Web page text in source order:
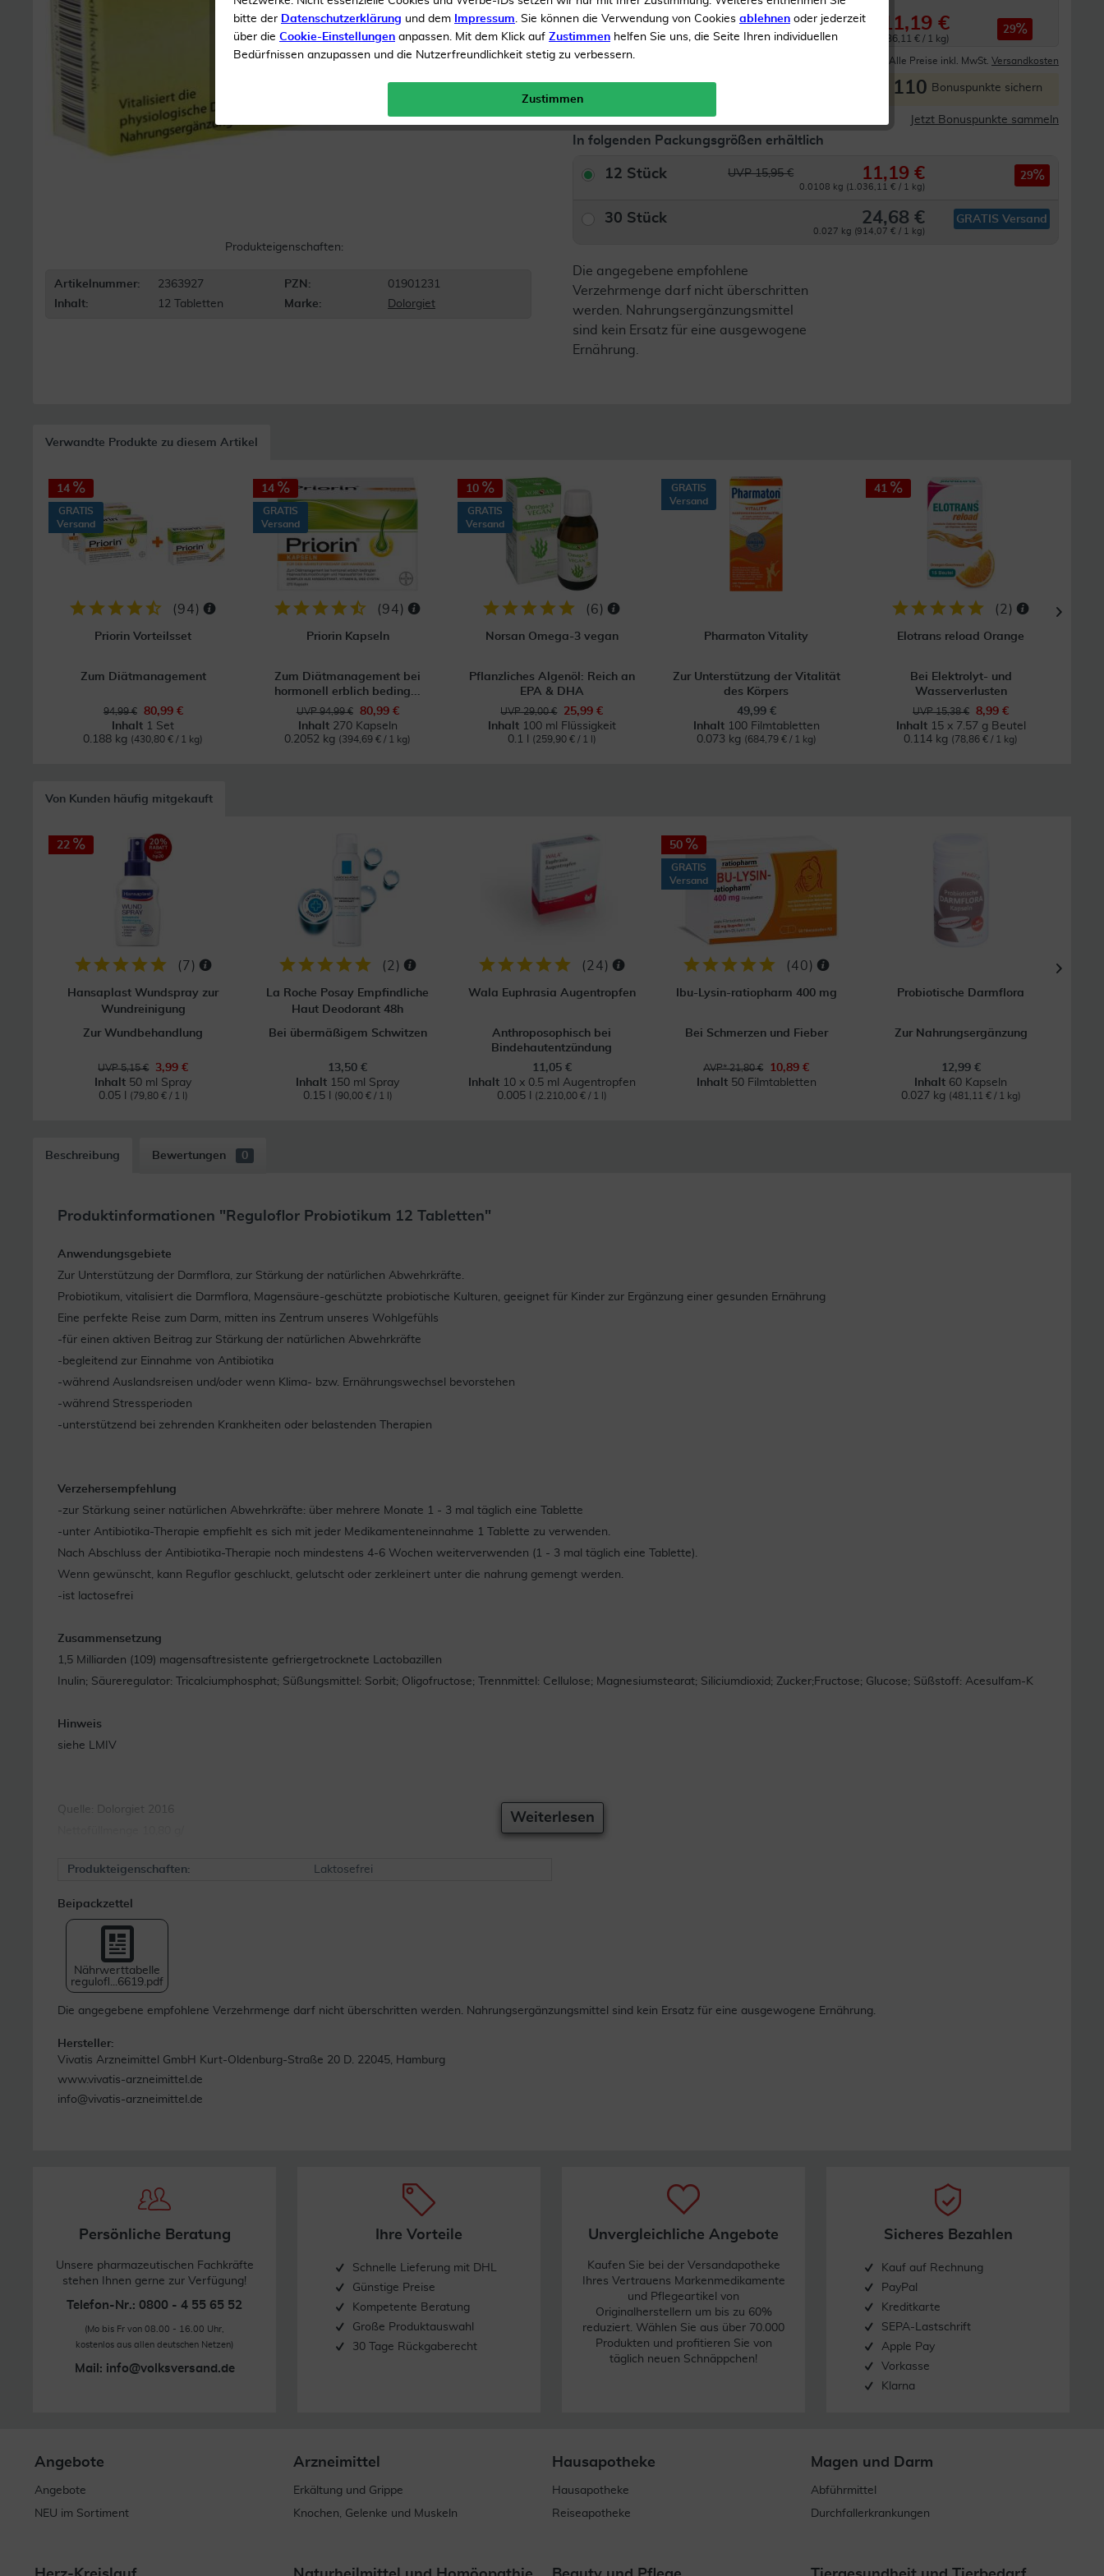
Produkteigenschaften:
Artikelnummer: 2363927 PZN:
01901231
Inhalt:
12 Tabletten Marke: Dolorgiet
Inhalt12 Tabletten
11,19 €
0.0108 kg (1.036,11 € / 1 kg)
29
Alle Preise inkl. MwSt. Versandkosten
110 Bonuspunkte sichern
Jetzt Bonuspunkte sammeln
In folgenden Packungsgrößen erhältlich
12 Stück UVP 15,95 € 11,19 €
0.0108 kg (1.036,11 € / 1 kg)
29
30 Stück 24,68 €
0.027 kg (914,07 € / 1 kg)
GRATIS Versand
Die angegebene empfohlene
Verzehrmenge darf nicht überschritten
werden. Nahrungsergänzungsmittel
sind kein Ersatz für eine ausgewogene
Ernährung.
Verwandte Produkte zu diesem Artikel
14
GRATIS
Versand
(94)
Priorin Vorteilsset
Zum Diätmanagement
94,99 €
80,99 €
Inhalt 1 Set
0.188 kg (430,80 € / 1 kg)
14
GRATIS
Versand
(94)
Priorin Kapseln
Zum Diätmanagement bei
hormonell erblich beding...
UVP 94,99 €
80,99 €
Inhalt 270 Kapseln
0.2052 kg (394,69 € / 1 kg)
10
GRATIS
Versand
(6)
Norsan Omega-3 vegan
Pflanzliches Algenöl: Reich an
EPA & DHA
UVP 29,00 €
25,99 €
Inhalt 100 ml Flüssigkeit
0.1 l
(259,90 € / 1 l)
GRATIS
Versand
Pharmaton Vitality
Zur Unterstützung der Vitalität
des Körpers
49,99 €
Inhalt 100 Filmtabletten
0.073 kg (684,79 € / 1 kg)
41
(2 )
Elotrans reload Orange
Bei Elektrolyt- und
Wasserverlusten
UVP 15,38 €
8,99 €
Inhalt 15 x 7.57 g Beutel
0.114 kg (78,86 € / 1 kg)
Von Kunden häufig mitgekauft
22
( 7 )
Hansaplast Wundspray zur
Wundreinigung
Zur Wundbehandlung
UVP 5,15 €
3,99 €
Inhalt 50 ml Spray
0.05 l
(79,80 € / 1 l)
(2 )
La Roche Posay Empfindliche
Haut Deodorant 48h
Bei übermäßigem Schwitzen
13,50 €
Inhalt 150 ml Spray
0.15 l
(90,00 € / 1 l)
(24)
Wala Euphrasia Augentropfen
Anthroposophisch bei
Bindehautentzündung
11,05 €
Inhalt 10 x 0.5 ml Augentropfen
0.005 l
(2.210,00 € / 1 l)
50
GRATIS
Versand
(40)
Ibu-Lysin-ratiopharm 400 mg
Bei Schmerzen und Fieber
AVP* 21,80 €
10,89 €
Inhalt 50 Filmtabletten
Probiotische Darmflora
Zur Nahrungsergänzung
12,99 €
Inhalt 60 Kapseln
0.027 kg (481,11 € / 1 kg)
Beschreibung Bewertungen 0
Produktinformationen "Reguloflor Probiotikum 12 Tabletten"
Anwendungsgebiete
Zur Unterstützung der Darmflora, zur Stärkung der natürlichen Abwehrkräfte.
Probiotikum, vitalisiert die Darmflora, Magensäure-geschützte probiotische Kulturen, geeignet für Kinder zur Ergänzung einer gesunden Ernährung
Eine perfekte Reise zum Darm, mitten ins Zentrum unseres Wohlgefühls
-für einen aktiven Beitrag zur Stärkung der natürlichen Abwehrkräfte
-begleitend zur Einnahme von Antibiotika
-während Auslandsreisen und/oder wenn Klima- bzw. Ernährungswechsel bevorstehen
-während Stressperioden
-unterstützend bei zehrenden Krankheiten oder belastenden Therapien
Verzehersempfehlung
-zur Stärkung seiner natürlichen Abwehrkräfte: über mehrere Monate 1 - 3 mal täglich eine Tablette
-unter Antibiotika-Therapie empfiehlt es sich mit jeder Medikamenteneinnahme 1 Tablette zu verwenden.
Nach Abschluss der Antibiotika-Therapie noch mindestens 4-6 Wochen weiterverwenden (1 - 3 mal täglich eine Tablette).
Wenn gewünscht, kann Reguflor geschluckt, gelutscht oder zerkleinert unter die nahrung gemengt werden.
-ist lactosefrei
Zusammensetzung
1,5 Milliarden (109) magensaftresistente gefriergetrocknete Lactobazillen
Inulin; Säureregulator: Tricalciumphosphat; Süßungsmittel: Sorbit; Oligofructose; Trennmittel: Cellulose; Magnesiumstearat; Siliciumdioxid; Zucker;Fructose; Glucose; Süßstoff: Acesulfam-K
Hinweis
siehe LMIV
Quelle: Dolorgiet 2016
Weiterlesen
Produkteigenschaften: Laktosefrei
Beipackzettel
Nährwerttabelle
regulofl...6619.pdf
Die angegebene empfohlene Verzehrmenge darf nicht überschritten werden. Nahrungsergänzungsmittel sind kein Ersatz für eine ausgewogene Ernährung.
Hersteller:
Vivatis Arzneimittel GmbH Kurt-Oldenburg-Straße 20 D. 22045, Hamburg
www.vivatis-arzneimittel.de
info@vivatis-arzneimittel.de
Persönliche Beratung
Unsere pharmazeutischen Fachkräfte
stehen Ihnen gerne zur Verfügung!
Telefon-Nr.: 0800 - 4 55 65 52
(Mo bis Fr von 08.00 - 16.00 Uhr,
kostenlos aus allen deutschen Netzen)
Mail: info@volksversand.de
Ihre Vorteile
Schnelle Lieferung mit DHL
Günstige Preise
Kompetente Beratung
Große Produktauswahl
30 Tage Rückgaberecht
Unvergleichliche Angebote
Kaufen Sie bei der Versandapotheke
Ihres Vertrauens Markenmedikamente
und Pflegeartikel von
Originalherstellern um bis zu 60%
reduziert. Wählen Sie aus über 70.000
Produkten und profitieren Sie von
täglich neuen Schnäppchen!
Sicheres Bezahlen
Kauf auf Rechnung
PayPal
Kreditkarte
SEPA-Lastschrift
Apple Pay
Vorkasse
Klarna
Angebote
Angebote
NEU im Sortiment
Arzneimittel
Erkältung und Grippe
Knochen, Gelenke und Muskeln
Hausapotheke
Hausapotheke
Reiseapotheke
Magen und Darm
Abführmittel
Durchfallerkrankungen
bitte der Datenschutzerklärung und dem Impressum. Sie können die Verwendung von Cookies ablehnen oder jederzeit
über die Cookie-Einstellungen anpassen. Mit dem Klick auf Zustimmen helfen Sie uns, die Seite Ihren individuellen
Bedürfnissen anzupassen und die Nutzerfreundlichkeit stetig zu verbessern.
Zustimmen